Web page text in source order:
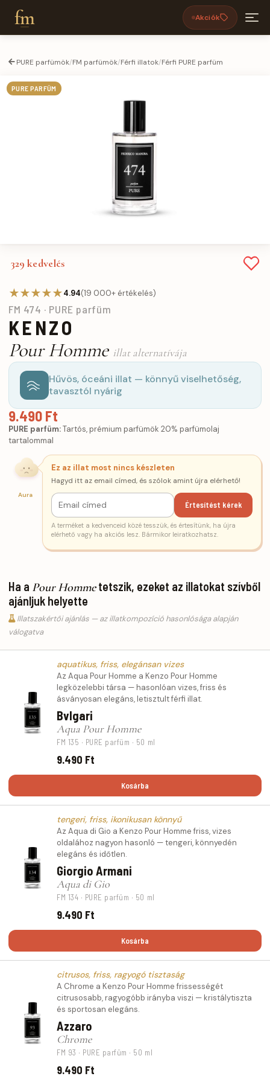
fm Akciók
PURE parfümök/FM parfümök/Férfi illatok/Férfi PURE parfüm
PURE PARFÜM
329 kedvelés
★★★★★4.94(19 000+ értékelés)
FM 474 · PURE parfüm
KENZO
Pour Homme illat alternatívája
Hűvös, óceáni illat — könnyű viselhetőség,
tavasztól nyárig
9.490 Ft
PURE parfüm:Tartós, prémium parfümök 20% parfümolaj
tartalommal
Aura
Ez az illat most nincs készleten
Hagyd itt az email címed, és szólok amint újra elérhető!
Értesítést kérek
A terméket a kedvenceid közé tesszük, és értesítünk, ha újra
elérhető vagy ha akciós lesz. Bármikor leiratkozhatsz.
Ha a Pour Hommetetszik, ezeket az illatokat szívből
ajánljuk helyette
Illatszakértői ajánlás — az illatkompozíció hasonlósága alapján
válogatva
aquatikus, friss, elegánsan vizes
Az Aqua Pour Homme a Kenzo Pour Homme
legközelebbi társa — hasonlóan vizes, friss és
ásványosan elegáns, letisztult férfi illat.
Bvlgari
Aqua Pour Homme
FM 135 · PURE parfüm · 50 ml
9.490 Ft
Kosárba
tengeri, friss, ikonikusan könnyű
Az Aqua di Gio a Kenzo Pour Homme friss, vizes
oldalához nagyon hasonló — tengeri, könnyedén
elegáns és időtlen.
Giorgio Armani
Aqua di Gio
FM 134 · PURE parfüm · 50 ml
9.490 Ft
Kosárba
citrusos, friss, ragyogó tisztaság
A Chrome a Kenzo Pour Homme frissességét
citrusosabb, ragyogóbb irányba viszi — kristálytiszta
és sportosan elegáns.
Azzaro
Chrome
FM 93 · PURE parfüm · 50 ml
9.490 Ft